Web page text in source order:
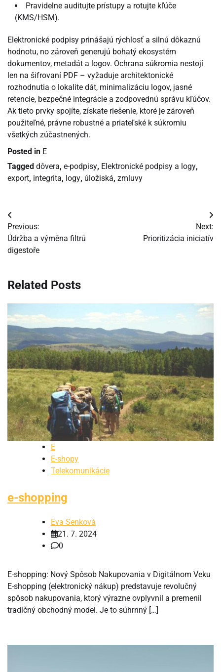
Pravidelne auditujte prístupy a rotujte kľúče
(KMS/HSM).
Elektronické podpisy prinášajú rýchlosť a silnú dôkaznú
hodnotu, no zároveň generujú bohatý ekosystém
dokumentov, metadát a logov. Ochrana súkromia nestojí
len na šifrovaní PDF – vyžaduje architektonické
rozhodnutia o lokalite dát, minimalizáciu logov, jasné
retencie, bezpečné integrácie a zodpovednú správu kľúčov.
Ak tieto prvky spojíte, získate riešenie, ktoré je zároveň
použiteľné, právne robustné a priateľské k súkromiu
všetkých zúčastnených.
Posted in E
Tagged dôvera, e-podpisy, Elektronické podpisy a logy,
export, integrita, logy, úložiská, zmluvy
Navigácia
v
článku
Previous:
Údržba a výměna filtrů
digestoře
Next:
Prioritizácia iniciatív
Related Posts
E
E-shopy
Telekomunikácie
e-shopping
Eva Senková
21. 7. 2024
0
E-shopping: Nový Spôsob Nakupovania v Digitálnom Veku
E-shopping (elektronický nákup) predstavuje revolučný
spôsob nakupovania, ktorý výrazne ovplyvnil a premenil
tradičný obchodný model. Je to súhrnný […]